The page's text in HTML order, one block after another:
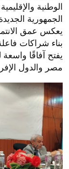
الوطنية
الجمهورية
يعكس عمق
بناء شراكات
يفتح آفاقًا واسعة
مصر والدول